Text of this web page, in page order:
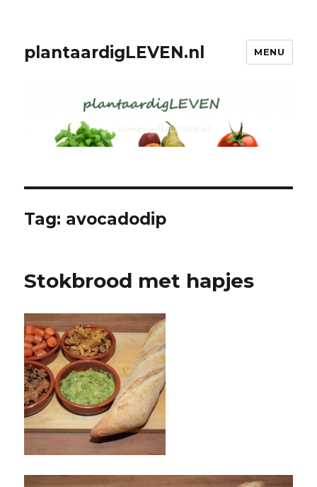
plantaardigLEVEN.nl MENU
Tag: avocadodip
Stokbrood met hapjes